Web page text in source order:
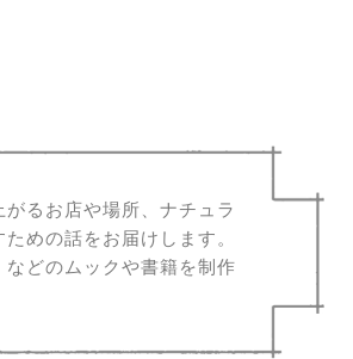
るお店や場所、ナチュラ
めの話をお届けします。
どのムックや書籍を制作